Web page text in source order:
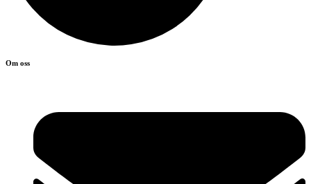
Om oss